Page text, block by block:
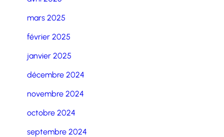
mars 2025
février 2025
janvier 2025
décembre 2024
novembre 2024
octobre 2024
septembre 2024